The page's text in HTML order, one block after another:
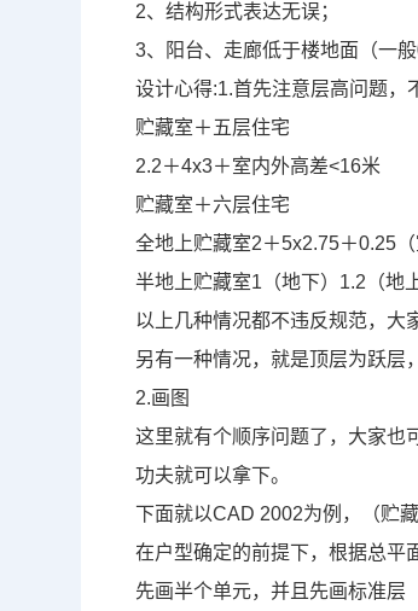
2、结构形式表达无误；
3、阳台、走廊低于楼地面（一般
设计心得:1.首先注意层高问题，
贮藏室＋五层住宅
2.2＋4x3＋室内外高差<16米
贮藏室＋六层住宅
全地上贮藏室2＋5x2.75＋0.25
半地上贮藏室1 （地下） 1.2 （地
以上几种情况都不违反规范，大
另有一种情况，就是顶层为跃层
2.画图
这里就有个顺序问题了，大家也
功夫就可以拿下。
下面就以CAD 2002为例，（贮
在户型确定的前提下，根据总平
先画半个单元，并且先画标准层